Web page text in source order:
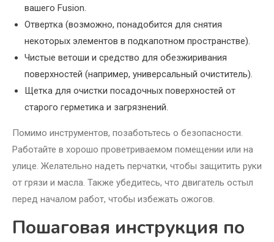
вашего Fusion.
Отвертка (возможно, понадобится для снятия
некоторых элементов в подкапотном пространстве).
Чистые ветоши и средство для обезжиривания
поверхностей (например, универсальный очиститель).
Щетка для очистки посадочных поверхностей от
старого герметика и загрязнений.
Помимо инструментов, позаботьтесь о безопасности.
Работайте в хорошо проветриваемом помещении или на
улице. Желательно надеть перчатки, чтобы защитить руки
от грязи и масла. Также убедитесь, что двигатель остыл
перед началом работ, чтобы избежать ожогов.
Пошаговая инструкция по